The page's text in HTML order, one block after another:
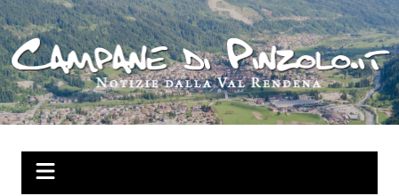
Salta
al
contenuto